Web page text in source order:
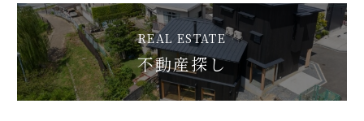
REAL ESTATE
不動産探し